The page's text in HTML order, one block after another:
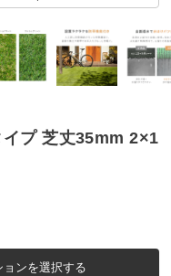
イプ 芝丈35mm 2×1
ンを選択する